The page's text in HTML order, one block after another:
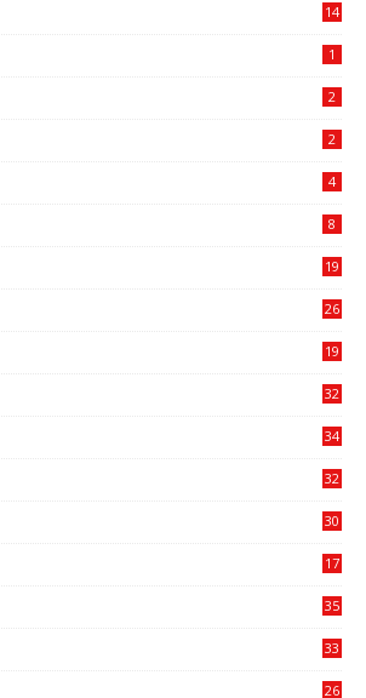
14
1
2
2
4
8
19
26
19
32
34
32
30
17
35
33
26